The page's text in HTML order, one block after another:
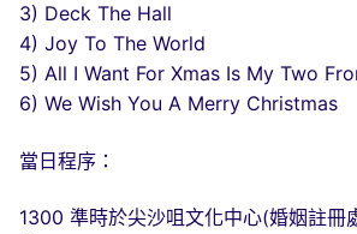
3) Deck The Hall
4) Joy To The World
5) All I Want For Xmas Is My Two
6) We Wish You A Merry Christmas
當日程序：
1300 準時於尖沙咀文化中心(婚姻註冊